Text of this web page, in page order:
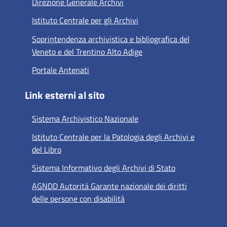
Istituto Centrale per gli Archivi
Soprintendenza archivistica e bibliografica del
Veneto e del Trentino Alto Adige
Portale Antenati
Link esterni al sito
Sistema Archivistico Nazionale
Istituto Centrale per la Patologia degli Archivi e
del Libro
Sistema Informativo degli Archivi di Stato
AGNDD Autorità Garante nazionale dei diritti
delle persone con disabilità